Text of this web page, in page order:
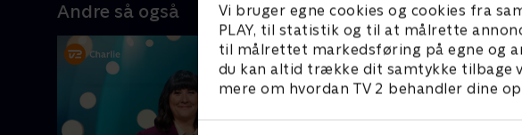
Vi bruger egne cookies og cookies fra
PLAY, til statistik og til at målrette
til målrettet markedsføring på egne og
du kan altid trække dit samtykke tilbage
mere om hvordan TV 2 behandler dine
at gennemskue hinandens
ejerskab. Starter Cecilie
eksempel dagen med at
en pigmåtte, og hvordan
Sjørslev styr på alle sine
Andre så også